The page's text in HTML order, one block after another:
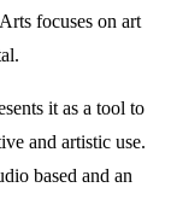
focuses on art
it as a tool to
and artistic use.
based and an